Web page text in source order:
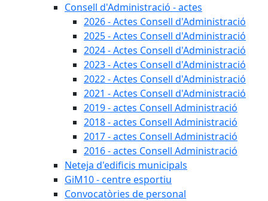
Consell d'Administració - actes
2026 - Actes Consell d'Administració
2025 - Actes Consell d'Administració
2024 - Actes Consell d'Administració
2023 - Actes Consell d'Administració
2022 - Actes Consell d'Administració
2021 - Actes Consell d'Administració
2019 - actes Consell Administració
2018 - actes Consell Administració
2017 - actes Consell Administració
2016 - actes Consell Administració
Neteja d'edificis municipals
GiM10 - centre esportiu
Convocatòries de personal